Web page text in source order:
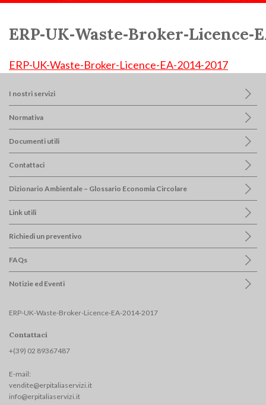
Scorri:Home Documenti utili ERP-UK-Waste-Broker-Licence-EA-2014-2017
ERP-UK-Waste-Broker-Licence-EA-2014-2017
I nostri servizi
Normativa
Documenti utili
Contattaci
Dizionario Ambientale – Glossario Economia Circolare
Link utili
Richiedi un preventivo
FAQs
Notizie ed Eventi
ERP-UK-Waste-Broker-Licence-EA-2014-2017
Contattaci
+(39) 02 89367487
E-mail:
vendite@erpitaliaservizi.it
info@erpitaliaservizi.it